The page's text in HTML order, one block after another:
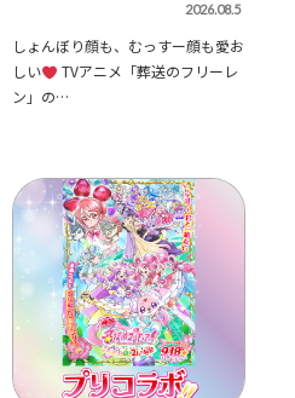
2026.08.5
しょんぼり顔も、むっすー顔も愛お
しい
TVアニメ「葬送のフリーレ
ン」の…